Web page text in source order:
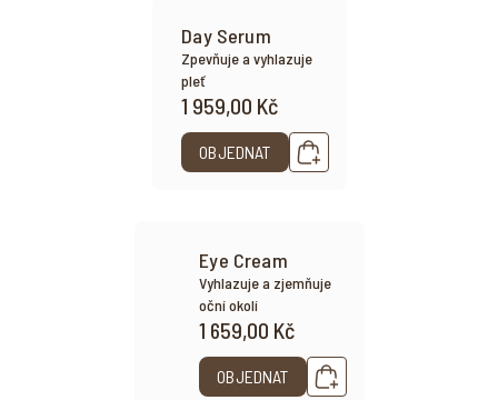
Day Serum
Zpevňuje a vyhlazuje
pleť
1 959,00 Kč
OBJEDNAT
Eye Cream
Vyhlazuje a zjemňuje
oční okolí
1 659,00 Kč
OBJEDNAT